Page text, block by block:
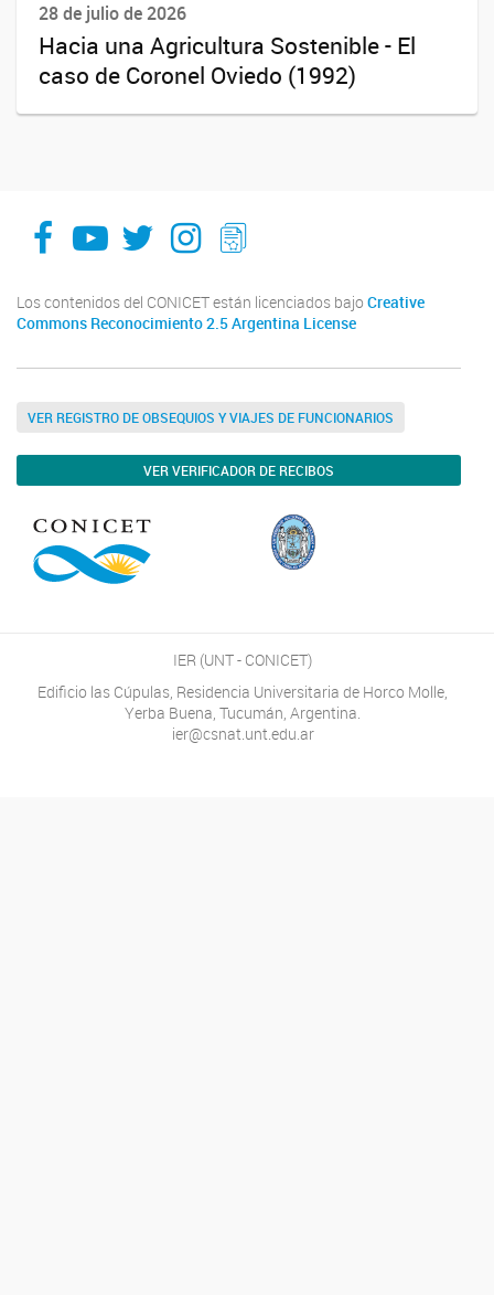
28 de julio de 2026
Hacia una Agricultura Sostenible - El
caso de Coronel Oviedo (1992)
facebook
youtube
Twitter
Instagram
LeChasquier Boletin Digital 70
Los contenidos del CONICET están licenciados bajo Creative
Commons Reconocimiento 2.5 Argentina License
VER REGISTRO DE OBSEQUIOS Y VIAJES DE FUNCIONARIOS
VER VERIFICADOR DE RECIBOS
IER (UNT - CONICET)
Edificio las Cúpulas, Residencia Universitaria de Horco Molle,
Yerba Buena, Tucumán, Argentina.
ier@csnat.unt.edu.ar